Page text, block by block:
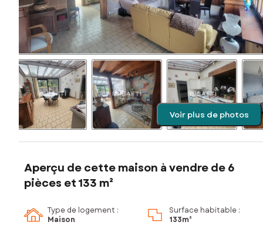
Voir plus de photos
Aperçu de cette maison à vendre de 6
pièces et 133 m²
Type de logement :
Maison
Surface habitable :
133m²